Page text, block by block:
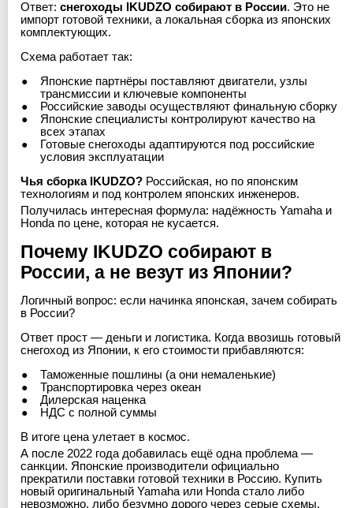
Ответ: снегоходы IKUDZO собирают в России. Это не
импорт готовой техники, а локальная сборка из японских
комплектующих.
Схема работает так:
Японские партнёры поставляют двигатели, узлы
трансмиссии и ключевые компоненты
Российские заводы осуществляют финальную сборку
Японские специалисты контролируют качество на
всех этапах
Готовые снегоходы адаптируются под российские
условия эксплуатации
Чья сборка IKUDZO? Российская, но по японским
технологиям и под контролем японских инженеров.
Получилась интересная формула: надёжность Yamaha и
Honda по цене, которая не кусается.
Почему IKUDZO собирают в
России, а не везут из Японии?
Логичный вопрос: если начинка японская, зачем собирать
в России?
Ответ прост — деньги и логистика. Когда ввозишь готовый
снегоход из Японии, к его стоимости прибавляются:
Таможенные пошлины (а они немаленькие)
Транспортировка через океан
Дилерская наценка
НДС с полной суммы
В итоге цена улетает в космос.
А после 2022 года добавилась ещё одна проблема —
санкции. Японские производители официально
прекратили поставки готовой техники в Россию. Купить
новый оригинальный Yamaha или Honda стало либо
невозможно, либо безумно дорого через серые схемы.